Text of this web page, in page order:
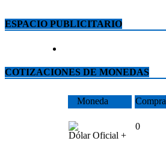
ESPACIO PUBLICITARIO
COTIZACIONES DE MONEDAS
Moneda Compra
Dólar Oficial +
0